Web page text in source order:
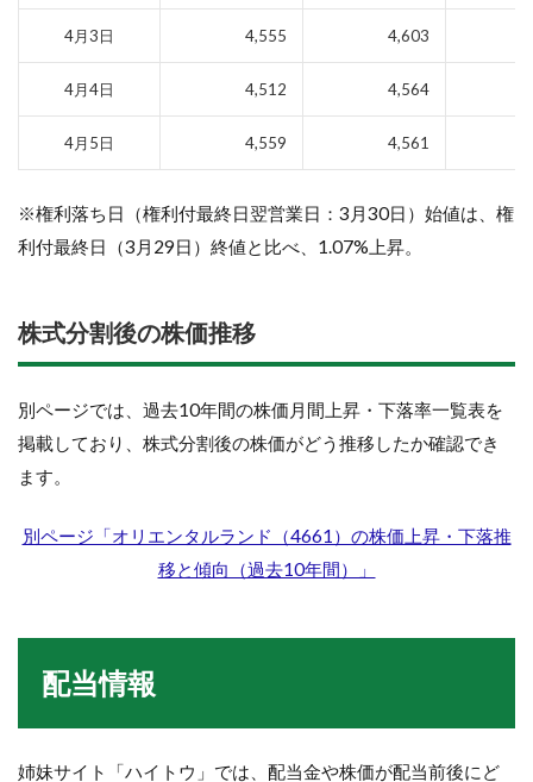
4月3日 4,555 4,603
4月4日 4,512 4,564
4月5日 4,559 4,561
※権利落ち日（権利付最終日翌営業日：3月30日）始値は、権
利付最終日（3月29日）終値と比べ、1.07%上昇。
株式分割後の株価推移
別ページでは、過去10年間の株価月間上昇・下落率一覧表を
掲載しており、株式分割後の株価がどう推移したか確認でき
ます。
別ページ「オリエンタルランド（4661）の株価上昇・下落推
移と傾向（過去10年間）」
配当情報
姉妹サイト「ハイトウ」では、配当金や株価が配当前後にど